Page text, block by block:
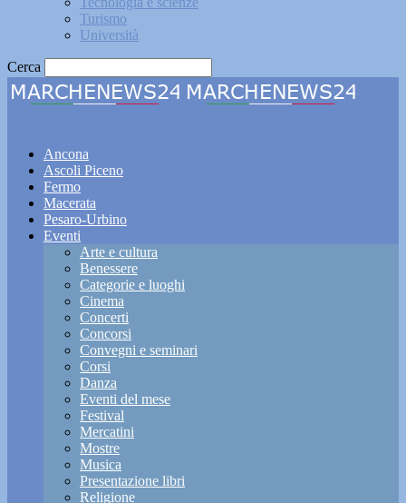
Turismo
Università
Cerca
Ancona
Ascoli Piceno
Fermo
Macerata
Pesaro-Urbino
Eventi
Arte e cultura
Benessere
Categorie e luoghi
Cinema
Concerti
Concorsi
Convegni e seminari
Corsi
Danza
Eventi del mese
Festival
Mercatini
Mostre
Musica
Presentazione libri
Religione